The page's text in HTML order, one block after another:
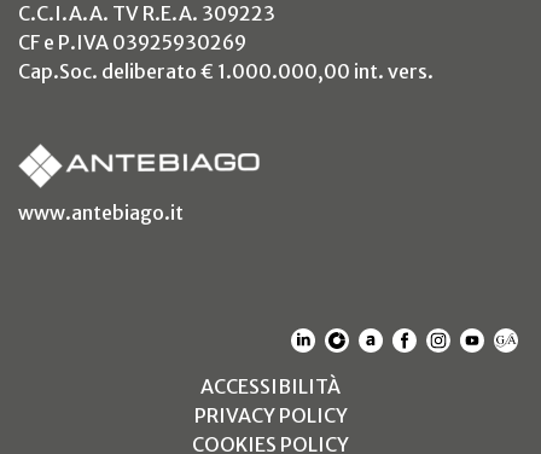
C.C.I.A.A. TV R.E.A. 309223
CF e P.IVA 03925930269
Cap.Soc. deliberato € 1.000.000,00 int. vers.
www.antebiago.it
(SI APRE IN UN NUOVO
(SI APRE IN UN
(SI APRE IN UN
(SI APRE IN
(SI APRE
(SI
ACCESSIBILITÀ(SI APRE IN UN
PRIVACY POLICY(SI APRE IN UN
COOKIES POLICY(SI APRE IN UN